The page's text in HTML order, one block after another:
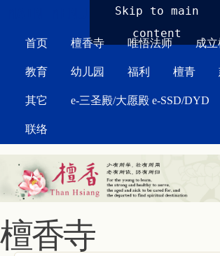
Skip to main
content
首页 檀香寺 唯悟法师 成立
教育 幼儿园 福利 檀青
其它 e-三圣殿/大愿殿 e-SSD/DYD
联络
檀香寺